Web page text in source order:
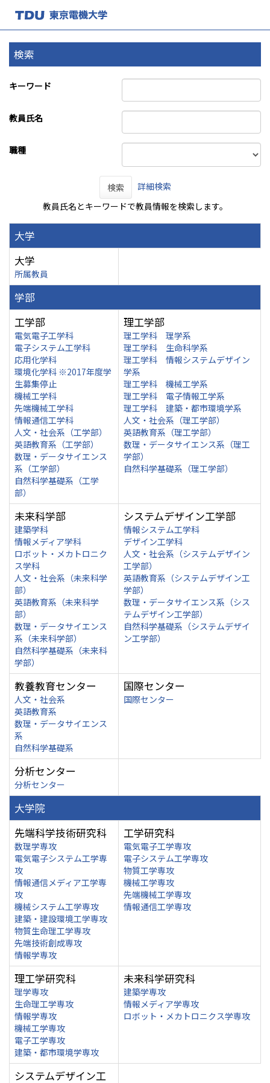
検索
キーワード
教員氏名
職種
検索
詳細検索
教員氏名とキーワードで教員情報を検索します。
大学
大学
所属教員
学部
工学部
電気電子工学科
電子システム工学科
応用化学科
環境化学科 ※2017年度学
生募集停止
機械工学科
先端機械工学科
情報通信工学科
人文・社会系（工学部）
英語教育系（工学部）
数理・データサイエンス
系（工学部）
自然科学基礎系（工学
部）
理工学部
理工学科 理学系
理工学科 生命科学系
理工学科 情報システムデザイン
学系
理工学科 機械工学系
理工学科 電子情報工学系
理工学科 建築・都市環境学系
人文・社会系（理工学部）
英語教育系（理工学部）
数理・データサイエンス系（理工
学部）
自然科学基礎系（理工学部）
未来科学部
建築学科
情報メディア学科
ロボット・メカトロニク
ス学科
人文・社会系（未来科学
部）
英語教育系（未来科学
部）
数理・データサイエンス
系（未来科学部）
自然科学基礎系（未来科
学部）
システムデザイン工学部
情報システム工学科
デザイン工学科
人文・社会系（システムデザイン
工学部）
英語教育系（システムデザイン工
学部）
数理・データサイエンス系（シス
テムデザイン工学部）
自然科学基礎系（システムデザイ
ン工学部）
教養教育センター
人文・社会系
英語教育系
数理・データサイエンス
系
自然科学基礎系
国際センター
国際センター
分析センター
分析センター
大学院
先端科学技術研究科
数理学専攻
電気電子システム工学専
攻
情報通信メディア工学専
攻
機械システム工学専攻
建築・建設環境工学専攻
物質生命理工学専攻
先端技術創成専攻
情報学専攻
工学研究科
電気電子工学専攻
電子システム工学専攻
物質工学専攻
機械工学専攻
先端機械工学専攻
情報通信工学専攻
理工学研究科
理学専攻
生命理工学専攻
情報学専攻
機械工学専攻
電子工学専攻
建築・都市環境学専攻
未来科学研究科
建築学専攻
情報メディア学専攻
ロボット・メカトロニクス学専攻
システムデザイン工